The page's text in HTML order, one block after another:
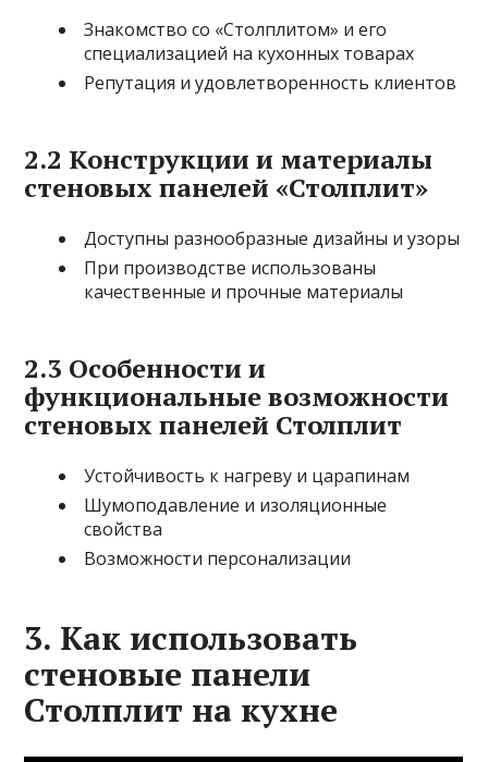
Знакомство со «Столплитом» и его
специализацией на кухонных товарах
Репутация и удовлетворенность клиентов
2.2 Конструкции и материалы
стеновых панелей «Столплит»
Доступны разнообразные дизайны и узоры
При производстве использованы
качественные и прочные материалы
2.3 Особенности и
функциональные возможности
стеновых панелей Столплит
Устойчивость к нагреву и царапинам
Шумоподавление и изоляционные
свойства
Возможности персонализации
3. Как использовать
стеновые панели
Столплит на кухне